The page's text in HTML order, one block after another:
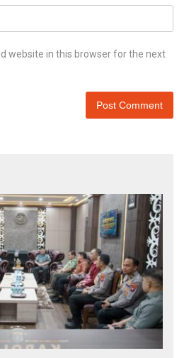
website in this browser for the next